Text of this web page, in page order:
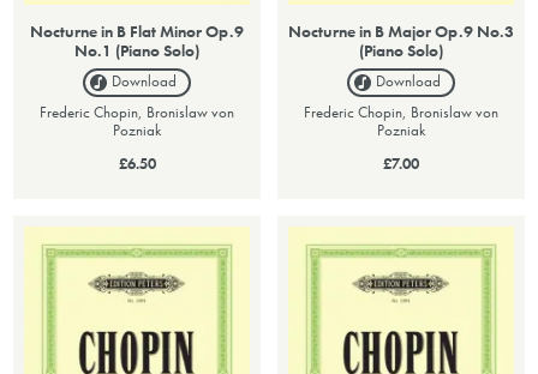
Nocturne in B Flat Minor Op.9
No.1 (Piano Solo)
Download
Frederic Chopin, Bronislaw von
Pozniak
£6.50
Nocturne in B Major Op.9 No.3
(Piano Solo)
Download
Frederic Chopin, Bronislaw von
Pozniak
£7.00